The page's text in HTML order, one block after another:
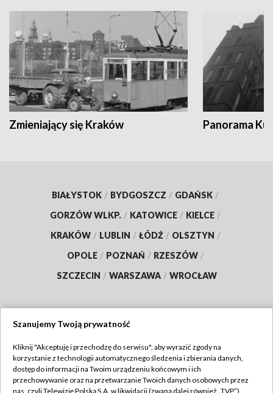
Zmieniający się Kraków Panorama
BIAŁYSTOK / BYDGOSZCZ / GDAŃSK /
GORZÓW WLKP. / KATOWICE / KIELCE /
KRAKÓW / LUBLIN / ŁÓDŹ / OLSZTYN /
OPOLE / POZNAŃ / RZESZÓW /
SZCZECIN / WARSZAWA / WROCŁAW
TVP
Abonament TVP
Regulamin TVP
Szanujemy Twoją prywatność
Kliknij "Akceptuję i przechodzę do serwisu", aby wyrazić zgody na
korzystanie z technologii automatycznego śledzenia i zbierania danych,
dostęp do informacji na Twoim urządzeniu końcowym i ich
przechowywanie oraz na przetwarzanie Twoich danych osobowych przez
nas, czyli Telewizję Polską S.A. w likwidacji (zwaną dalej również „TVP”),